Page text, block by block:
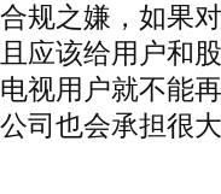
合规之嫌，如果
且应该给用户和
电视用户就不能
公司也会承担很